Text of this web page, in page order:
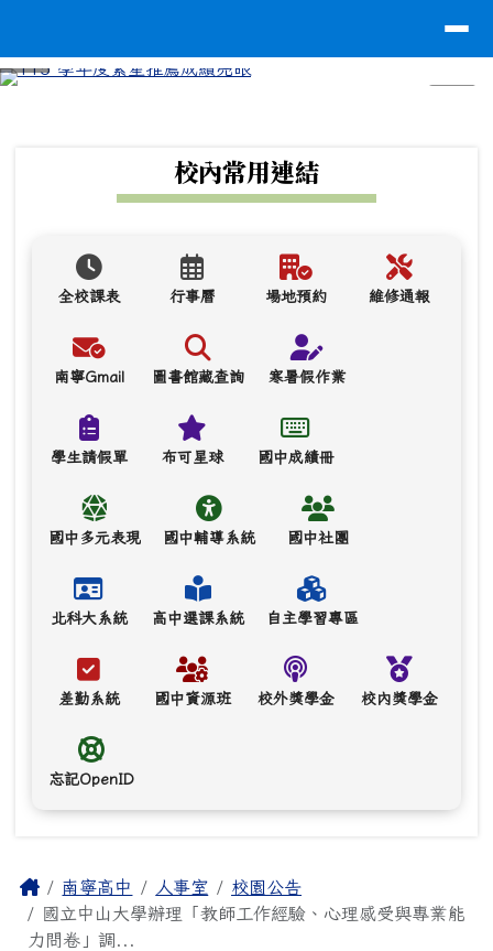
校內常用連結
全校課表 行事曆 場地預約 維修通報
南寧Gmail 圖書館藏查詢 寒暑假作業
學生請假單 布可星球 國中成績冊
國中多元表現 國中輔導系統 國中社團
北科大系統 高中選課系統 自主學習專區
差勤系統 國中資源班 校外獎學金 校內獎學金
忘記OpenID
主內容區域
Home南寧高中 人事室
校園公告
國立中山大學辦理「教師工作經驗、心理感受與專業能
力問卷」調...